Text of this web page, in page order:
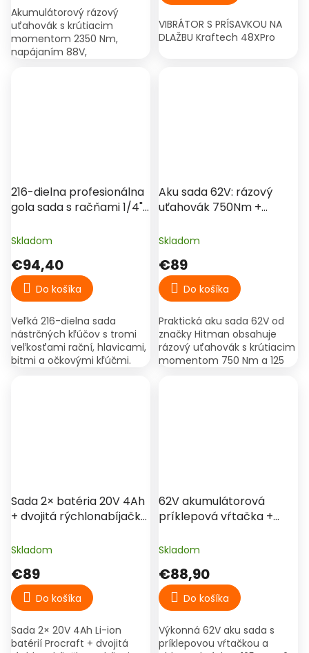
5
hviezdičiek.
Akumulátorový rázový
uťahovák s krútiacim
momentom 2350 Nm,
napájaním 88V,
VIBRÁTOR S PRÍSAVKOU NA
DLAŽBU Kraftech 48XPro
216-dielna profesionálna
gola sada s račňami 1/4",
Skladom
€94,40
Do košíka
Veľká 216-dielna sada
nástrčných kľúčov s tromi
veľkosťami rační, hlavicami,
bitmi a očkovými kľúčmi.
Aku sada 62V: rázový
uťahovák 750Nm +
Hitman
Skladom
€89
Do košíka
Praktická aku sada 62V od
značky Hitman obsahuje
rázový uťahovák s krútiacim
momentom 750 Nm a 125
Sada 2× batéria 20V 4Ah
+ dvojitá rýchlonabíjačka
Skladom
€89
Do košíka
Sada 2× 20V 4Ah Li-ion
batérií Procraft + dvojitá
62V akumulátorová
príklepová vŕtačka +
8,0Ah batéria, kufor –
Skladom
€88,90
Do košíka
Výkonná 62V aku sada s
príklepovou vŕtačkou a